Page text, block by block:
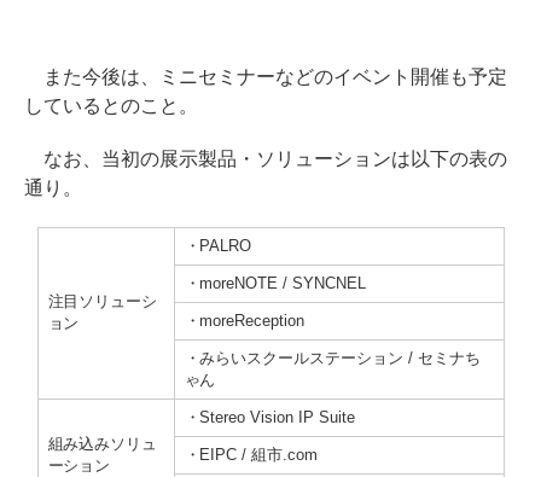
また今後は、ミニセミナーなどのイベント開催も予定
しているとのこと。
なお、当初の展示製品・ソリューションは以下の表の
通り。
注目ソリューシ
ョン
・PALRO
・moreNOTE / SYNCNEL
・moreReception
・みらいスクールステーション / セミナち
ゃん
組み込みソリュ
ーション
・Stereo Vision IP Suite
・EIPC / 組市.com